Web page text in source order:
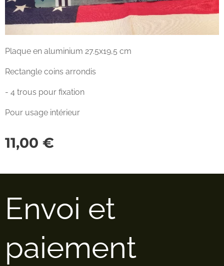
Plaque en aluminium 27.5x19,5 cm
Rectangle coins arrondis
- 4 trous pour fixation
Pour usage intérieur
11,00 €
Envoi et
paiement